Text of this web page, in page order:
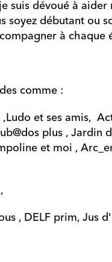
suis dévoué à
soyez débutant ou
à chaque
comme :
et ses amis,
plus ,
et moi ,
, DELF prim, Jus